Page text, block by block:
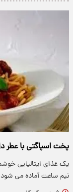
پخت اسپاگتی با عطر
یک غذای ایتالیایی
نیم ساعت آماده می